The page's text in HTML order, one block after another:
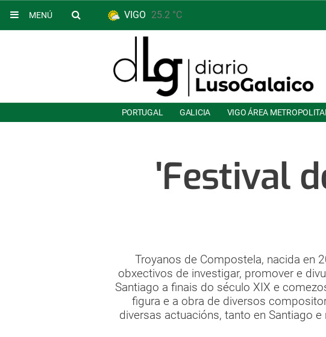
MENÚ VIGO 25.2 °C
PORTUGAL GALICIA VIGO ÁREA
'Festival
Troyanos de Compostela, nacida en
obxectivos de investigar, promover e
Santiago a finais do século XIX e
figura e a obra de diversos
diversas actuacións, tanto en Santiago